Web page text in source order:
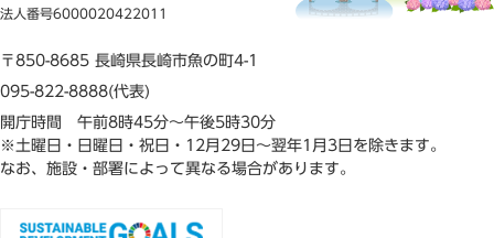
法人番号6000020422011
〒850-8685 長崎県長崎市魚の町4-1
095-822-8888(代表)
開庁時間 午前8時45分～午後5時30分
※土曜日・日曜日・祝日・12月29日～翌年1月3日を除きます。
なお、施設・部署によって異なる場合があります。